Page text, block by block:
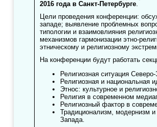
2016 года в Санкт-Петербурге.
Цели проведения конференции:
западе; выявление проблемных
типологии и взаимовлияния
механизмов гармонизации этно-
этническому и религиозному
На конференции будут работать
Религиозная ситуация
Религиозная и национальная
Этнос: культурное и
Религия в современном
Религиозный фактор в
Традиционализм, модернизм
Запада.